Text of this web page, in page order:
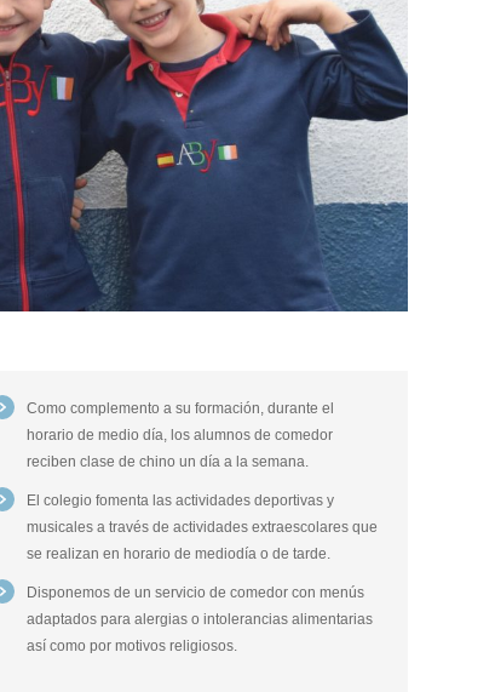
Como complemento a su formación, durante el
horario de medio día, los alumnos de comedor
reciben clase de chino un día a la semana.
El colegio fomenta las actividades deportivas y
musicales a través de actividades extraescolares que
se realizan en horario de mediodía o de tarde.
Disponemos de un servicio de comedor con menús
adaptados para alergias o intolerancias alimentarias
así como por motivos religiosos.